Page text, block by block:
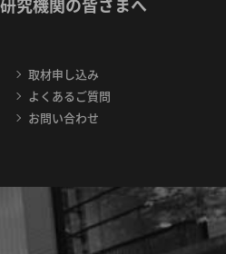
取材申し込み
よくあるご質問
お問い合わせ